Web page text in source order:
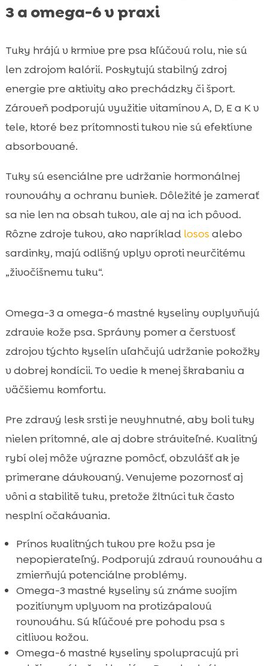
3 a omega-6 v praxi
Tuky hrájú v krmive pre psa kľúčovú rolu, nie sú
len zdrojom kalórií. Poskytujú stabilný zdroj
energie pre aktivity ako prechádzky či šport.
Zároveň podporujú využitie vitamínov A, D, E a K v
tele, ktoré bez prítomnosti tukov nie sú efektívne
absorbované.
Tuky sú esenciálne pre udržanie hormonálnej
rovnováhy a ochranu buniek. Dôležité je zamerať
sa nie len na obsah tukov, ale aj na ich pôvod.
Rôzne zdroje tukov, ako napríklad losos alebo
sardinky, majú odlišný vplyv oproti neurčitému
„živočíšnemu tuku“.
Omega-3 a omega-6 mastné kyseliny ovplyvňujú
zdravie kože psa. Správny pomer a čerstvosť
zdrojov týchto kyselín uľahčujú udržanie pokožky
v dobrej kondícii. To vedie k menej škrabaniu a
väčšiemu komfortu.
Pre zdravý lesk srsti je nevyhnutné, aby boli tuky
nielen prítomné, ale aj dobre stráviteľné. Kvalitný
rybí olej môže výrazne pomôcť, obzvlášť ak je
primerane dávkovaný. Venujeme pozornosť aj
vôni a stabilitě tuku, pretože žltnúci tuk často
nesplní očakávania.
Prínos kvalitných tukov pre kožu psa je
nepopierateľný. Podporujú zdravú rovnováhu a
zmierňujú potenciálne problémy.
Omega-3 mastné kyseliny sú známe svojím
pozitívnym vplyvom na protizápalovú
rovnováhu. Sú kľúčové pre pohodu psa s
citlivou kožou.
Omega-6 mastné kyseliny spolupracujú pri